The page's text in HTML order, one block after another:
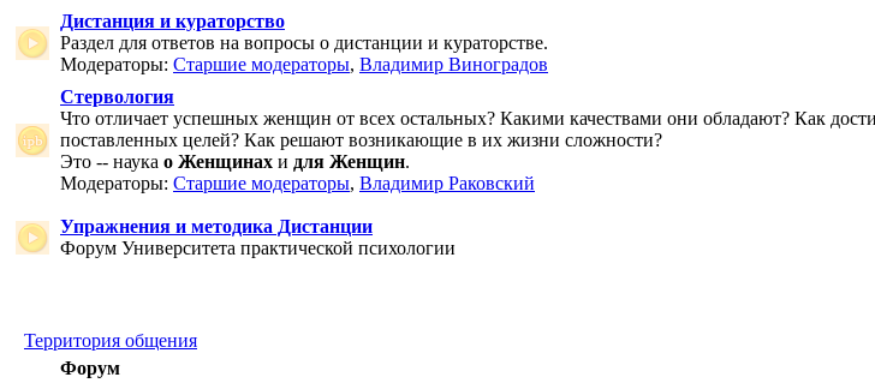
Дистанция и кураторство
Раздел для ответов на вопросы о дистанции и кураторстве.
Модераторы: Старшие модераторы, Владимир Виноградов
Стервология
Что отличает успешных женщин от всех остальных? Какими качествами они обладают? Как
поставленных целей? Как решают возникающие в их жизни сложности?
Это -- наука о Женщинах и для Женщин.
Модераторы: Старшие модераторы, Владимир Раковский
Упражнения и методика Дистанции
Форум Университета практической психологии
Территория общения
Форум